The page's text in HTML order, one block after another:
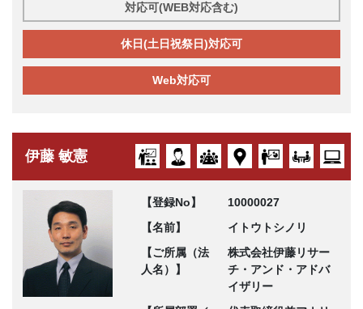
対応可(WEB対応含む)
休日(土日祝祭日)対応可
Web対応可
伊藤 敏憲
【登録No】
10000027
【名前】
イトウトシノリ
【ご所属（法
人名）】
株式会社伊藤リサー
チ・アンド・アドバ
イザリー